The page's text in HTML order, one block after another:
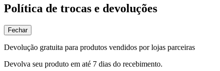
Política de trocas e devoluções
Fechar
Devolução gratuita para produtos vendidos por lojas parceiras
Devolva seu produto em até 7 dias do recebimento.